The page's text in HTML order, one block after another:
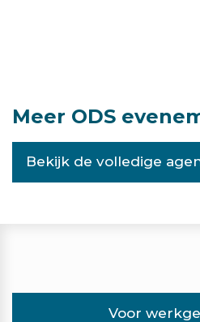
Meer ODS
Bekijk de volledige
Voor